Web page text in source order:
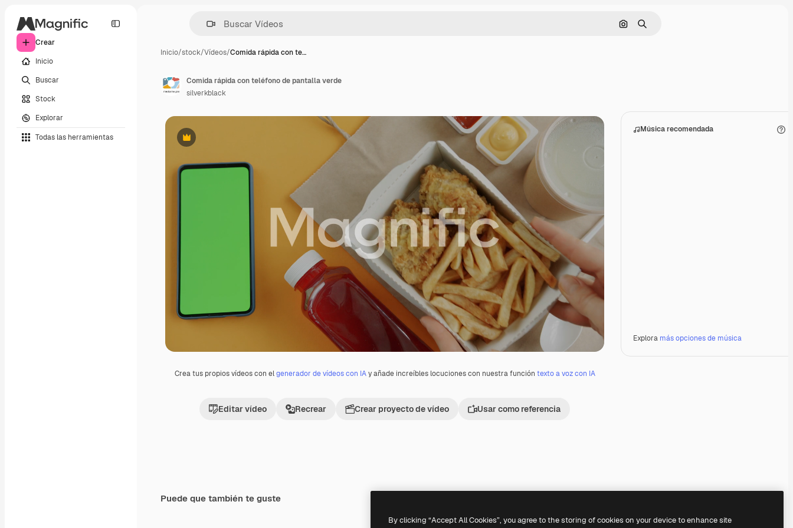
Crear
Inicio
Buscar
Stock
Explorar
Todas las herramientas
Buscar por imagen
Buscar
Inicio/stock/Vídeos/Comida rápida con te…
Premium
Crea tus propios vídeos con elgenerador de vídeos con IAy añade increíbles locuciones con nuestra función texto a voz con IA
Editar vídeo Recrear Crear proyecto de vídeo Usar como referencia
Música recomendada
Explora más opciones de música
Comida rápida con teléfono de pantalla verde
silverkblack
Puede que también te guste
By clicking “Accept All Cookies”, you agree to the storing of cookies on your device to enhance site